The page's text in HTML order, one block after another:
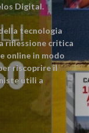
Digital.
tecnologia
riflessione critica
online in modo
riscoprire il
utili a